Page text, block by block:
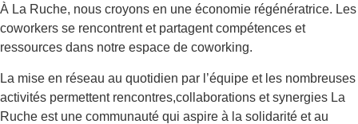
À La Ruche, nous croyons en une économie régénératrice. Les
coworkers se rencontrent et partagent compétences et
ressources dans notre espace de coworking.
La mise en réseau au quotidien par l’équipe et les nombreuses
activités permettent rencontres,collaborations et synergies La
Ruche est une communauté qui aspire à la solidarité et au